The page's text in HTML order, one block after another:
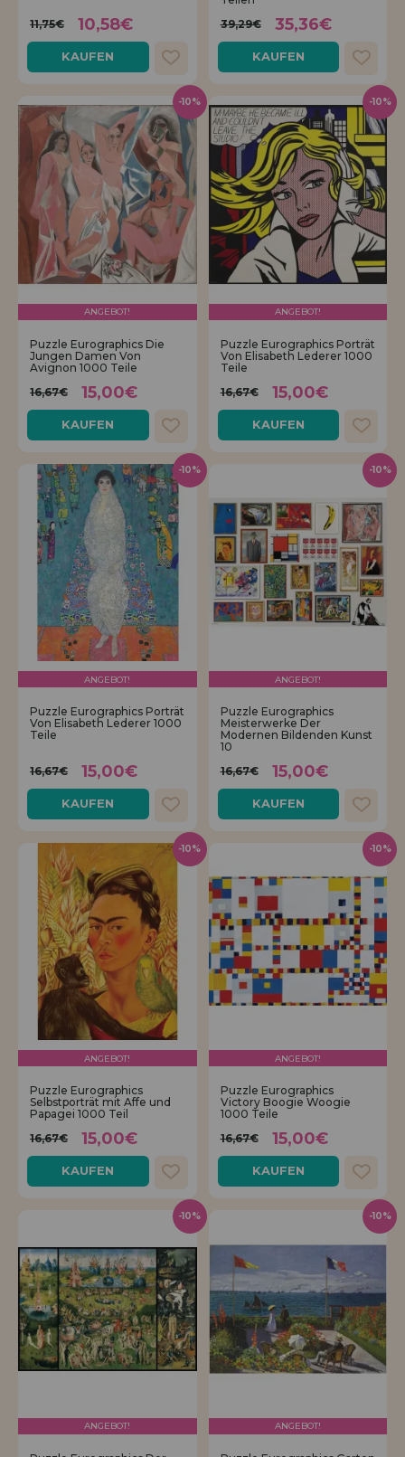
11,75€ 10,58€
KAUFEN
39,29€
35,36€
KAUFEN
ANGEBOT!
Puzzle Eurographics Die
Jungen Damen Von
Avignon 1000 Teile
16,67€
15,00€
KAUFEN
-10%
ANGEBOT!
Puzzle Eurographics Porträt
Von Elisabeth Lederer 1000
Teile
16,67€
15,00€
KAUFEN
-10%
ANGEBOT!
Puzzle Eurographics Porträt
Von Elisabeth Lederer 1000
Teile
16,67€ 15,00€
KAUFEN
-10%
ANGEBOT!
Puzzle Eurographics
Meisterwerke Der
Modernen Bildenden Kunst
10
16,67€
15,00€
KAUFEN
-10%
ANGEBOT!
Puzzle Eurographics
Selbstporträt mit Affe und
Papagei 1000 Teil
16,67€
15,00€
KAUFEN
-10%
ANGEBOT!
Puzzle Eurographics
Victory Boogie Woogie
1000 Teile
16,67€
15,00€
KAUFEN
-10%
ANGEBOT!
-10%
ANGEBOT!
-10%